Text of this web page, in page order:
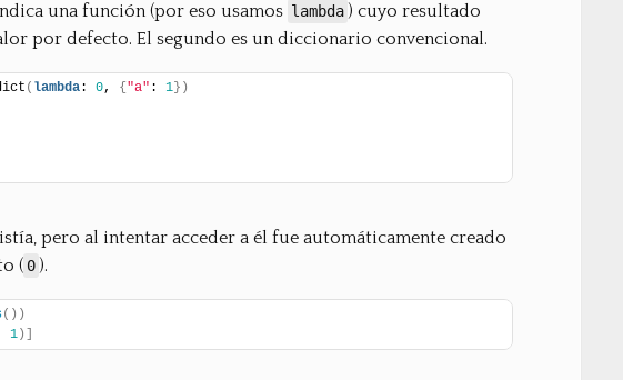
una función (por eso usamos lambda ) cuyo resultado
por defecto. El segundo es un diccionario convencional.
( lambda: 0, { "a" : 1 } )
pero al intentar acceder a él fue automáticamente creado
( 0 ).
( ) )
1 )